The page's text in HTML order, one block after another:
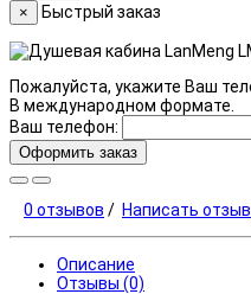
× Быстрый заказ
Пожалуйста, укажите Ваш
В международном формате.
Ваш телефон:
Оформить заказ
0 отзывов / Написать отзыв
Описание
Отзывы (0)